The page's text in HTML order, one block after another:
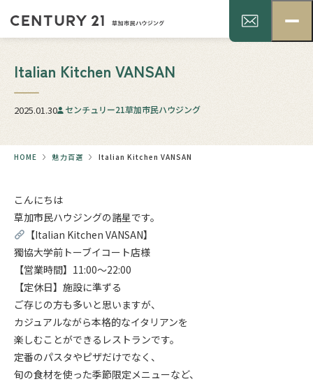
Italian Kitchen VANSAN
2025.01.30 センチュリー21草加市民ハウジング
HOME 魅力百選 Italian Kitchen VANSAN
こんにちは
草加市民ハウジングの諸星です。
【Italian Kitchen VANSAN】
獨協大学前トーブイコート店様
【営業時間】11:00～22:00
【定休日】施設に準ずる
ご存じの方も多いと思いますが、
カジュアルながら本格的なイタリアンを
楽しむことができるレストランです。
定番のパスタやピザだけでなく、
旬の食材を使った季節限定メニューなど、